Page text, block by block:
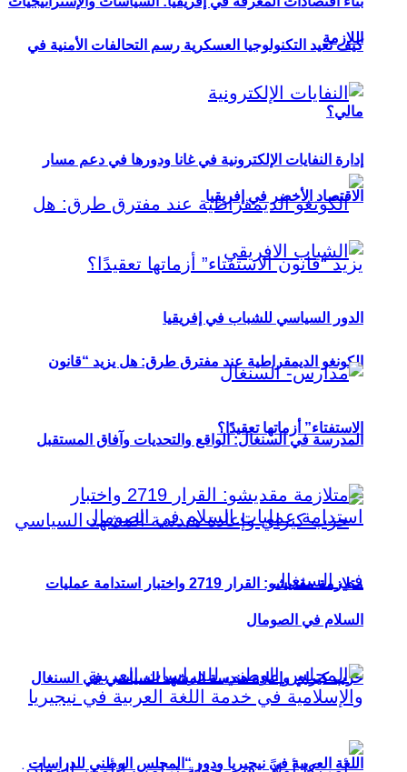
كيف تعيد التكنولوجيا العسكرية رسم التحالفات الأمنية في
مالي؟
الكونغو الديمقراطية عند مفترق طرق: هل يزيد “قانون
الاستفتاء” أزماتها تعقيدًا؟
حزب كيراي وإعادة هندسة المشهد السياسي في السنغال
اللازمة
إدارة النفايات الإلكترونية في غانا ودورها في دعم مسار
الاقتصاد الأخضر في إفريقيا
الدور السياسي للشباب في إفريقيا
المدرسة في السنغال: الواقع والتحديات وآفاق المستقبل
متلازمة مقديشو: القرار 2719 واختبار استدامة عمليات
السلام في الصومال
اللغة العربية في نيجيريا ودور “المجلس الوطني للدراسات